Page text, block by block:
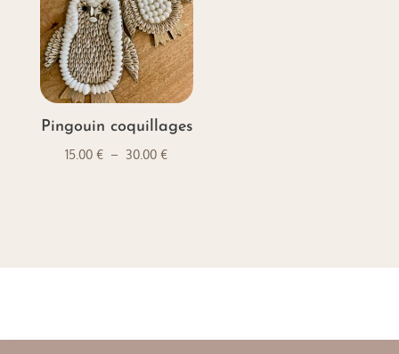
Pingouin coquillages
15.00€ – 30.00€Plage